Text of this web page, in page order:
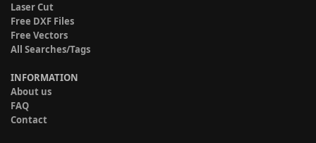
Laser Cut
Free DXF Files
Free Vectors
All Searches/Tags
INFORMATION
About us
FAQ
Contact